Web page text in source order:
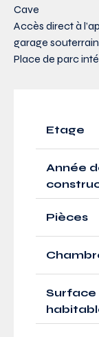
Cave
Accès direct à
garage
Place de parc
Etage
Année
Pièces
Surface